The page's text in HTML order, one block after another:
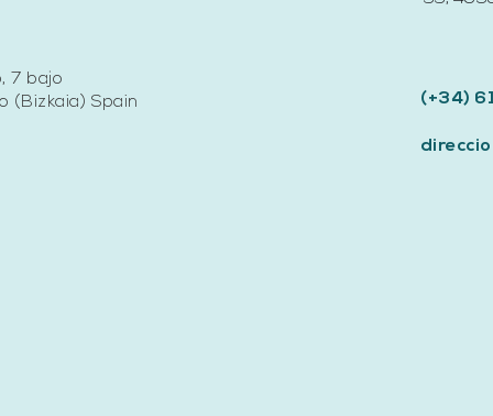
7 bajo
(Bizkaia) Spain
(+34)